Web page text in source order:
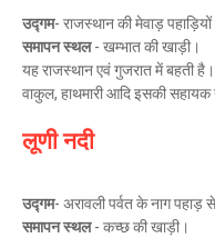
उद्गम- राजस्थान की मेवाड़
समापन स्थल- खम्भात की खाड़ी।
यह राजस्थान एवं गुजरात में बहती है।
वाकुल, हाथमारी आदि इसकी सहायक
लूणी नदी
उद्गम- अरावली पर्वत के नाग पहाड़
समापन स्थल- कच्छ की खाड़ी।